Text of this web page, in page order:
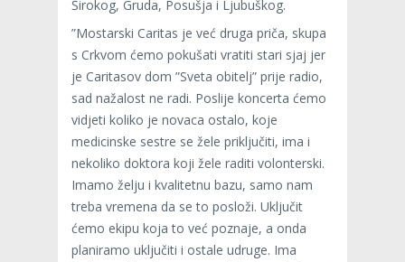
Širokog, Gruda, Posušja i Ljubuškog.
”Mostarski Caritas je već druga priča, skupa
s Crkvom ćemo pokušati vratiti stari sjaj jer
je Caritasov dom ”Sveta obitelj” prije radio,
sad nažalost ne radi. Poslije koncerta ćemo
vidjeti koliko je novaca ostalo, koje
medicinske sestre se žele priključiti, ima i
nekoliko doktora koji žele raditi volonterski.
Imamo želju i kvalitetnu bazu, samo nam
treba vremena da se to posloži. Uključit
ćemo ekipu koja to već poznaje, a onda
planiramo uključiti i ostale udruge. Ima